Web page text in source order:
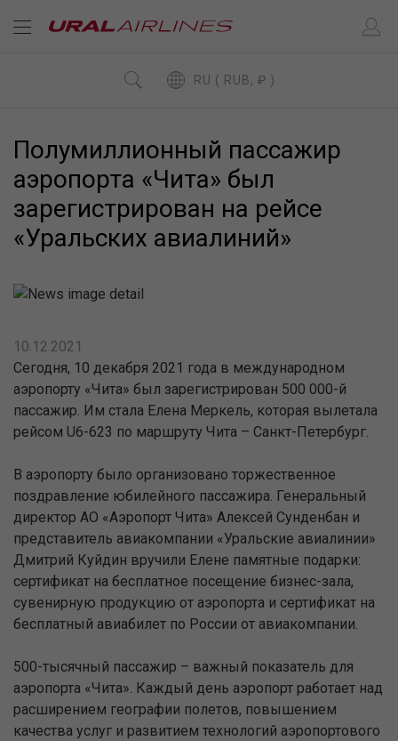
RU ( RUB, ₽ )
Полумиллионный пассажир
аэропорта «Чита» был
зарегистрирован на рейсе
«Уральских авиалиний»
10.12.2021
Сегодня, 10 декабря 2021 года в международном
аэропорту «Чита» был зарегистрирован 500 000-й
пассажир. Им стала Елена Меркель, которая вылетала
рейсом U6-623 по маршруту Чита – Санкт-Петербург.
В аэропорту было организовано торжественное
поздравление юбилейного пассажира. Генеральный
директор АО «Аэропорт Чита» Алексей Сунденбан и
представитель авиакомпании «Уральские авиалинии»
Дмитрий Куйдин вручили Елене памятные подарки:
сертификат на бесплатное посещение бизнес-зала,
сувенирную продукцию от аэропорта и сертификат на
бесплатный авиабилет по России от авиакомпании.
500-тысячный пассажир – важный показатель для
аэропорта «Чита». Каждый день аэропорт работает над
расширением географии полетов, повышением
качества услуг и развитием технологий аэропортового